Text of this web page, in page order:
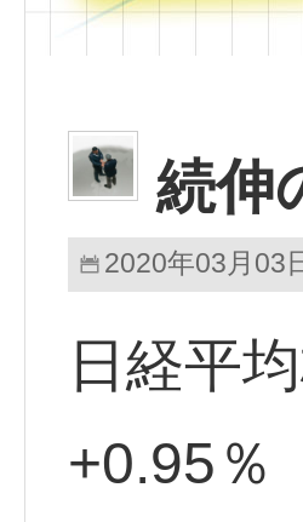
続伸
2020年03月03
日経平
+0.95％